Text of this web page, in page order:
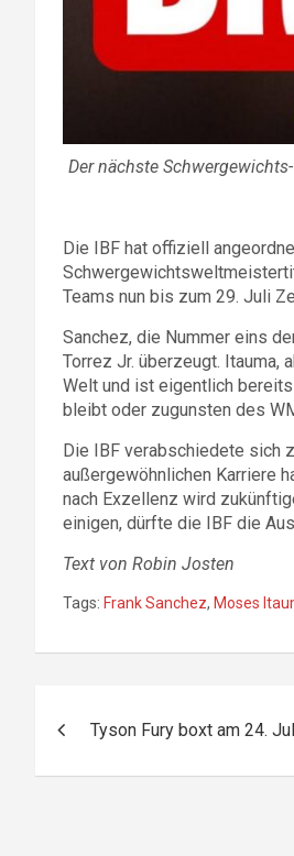
Der nächste
Die IBF hat offiziell
Teams nun bis zum 29. Juli
Sanchez, die Nummer eins
Torrez Jr. überzeugt. Itauma,
Welt und ist eigentlich bereits
bleibt oder zugunsten des
Die IBF verabschiedete sich
außergewöhnlichen Karriere
nach Exzellenz wird
einigen, dürfte die IBF die
Text von Robin Josten
Tags: Frank Sanchez, Moses
Tyson Fury boxt am 24.